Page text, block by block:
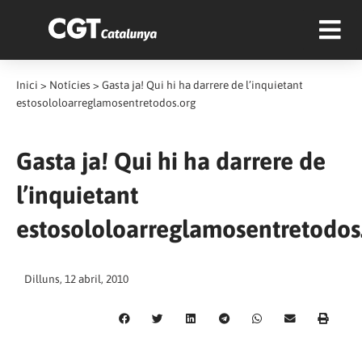
Inici > Notícies > Gasta ja! Qui hi ha darrere de l’inquietant
estosololoarreglamosentretodos.org
Gasta ja! Qui hi ha darrere de
l’inquietant
Dilluns, 12 abril, 2010